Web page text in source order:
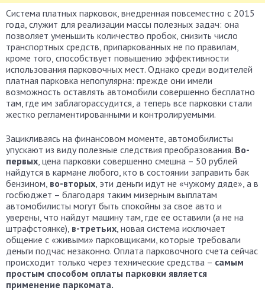
Система платных парковок, внедренная повсеместно с 2015
года, служит для реализации массы полезных задач: она
позволяет уменьшить количество пробок, снизить число
транспортных средств, припаркованных не по правилам,
кроме того, способствует повышению эффективности
использования парковочных мест. Однако среди водителей
платная парковка непопулярна: прежде они имели
возможность оставлять автомобили совершенно бесплатно
там, где им заблагорассудится, а теперь все парковки стали
жестко регламентированными и контролируемыми.
Зацикливаясь на финансовом моменте, автомобилисты
упускают из виду полезные следствия преобразования. Во-
первых, цена парковки совершенно смешна – 50 рублей
найдутся в кармане любого, кто в состоянии заправить бак
бензином, во-вторых, эти деньги идут не «чужому дяде», а в
госбюджет – благодаря таким мизерным выплатам
автомобилисты могут быть спокойны за свое авто и
уверены, что найдут машину там, где ее оставили (а не на
штрафстоянке), в-третьих, новая система исключает
общение с «живыми» парковщиками, которые требовали
деньги подчас незаконно. Оплата парковочного счета сейчас
происходит только через технические средства – самым
простым способом оплаты парковки является
применение паркомата.